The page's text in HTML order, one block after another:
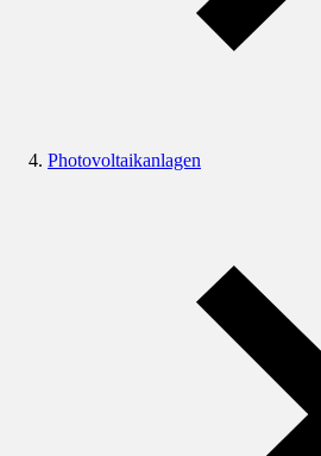
Photovoltaikanlagen